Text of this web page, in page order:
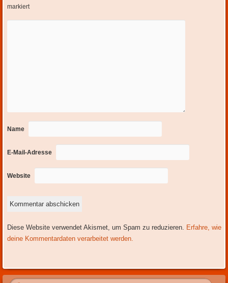
markiert
Name
E-Mail-Adresse
Website
Diese Website verwendet Akismet, um Spam zu reduzieren. Erfahre, wie
deine Kommentardaten verarbeitet werden.